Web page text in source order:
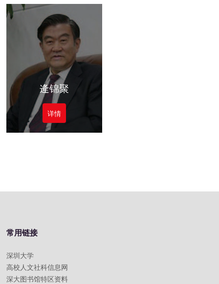
逄锦聚
详情
常用链接
深圳大学
高校人文社科信息网
深大图书馆特区资料